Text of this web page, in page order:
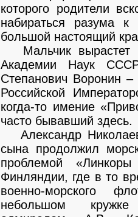
которого родители
набираться разума
большой настоящий
Мальчик вырастет
Академии Наук
Степанович Воронин
Российской
когда-то имение
часто бывавший здесь.
Александр
сына продолжил
проблемой
Финляндии, где в то
военно-морского
небольшом кружке